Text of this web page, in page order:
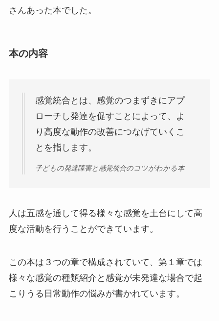
さんあった本でした。
本の内容
感覚統合とは、感覚のつまずきにアプ
ローチし発達を促すことによって、よ
り高度な動作の改善につなげていくこ
とを指します。
子どもの発達障害と感覚統合のコツがわかる本
人は五感を通して得る様々な感覚を土台にして高
度な活動を行うことができています。
この本は３つの章で構成されていて、第１章では
様々な感覚の種類紹介と感覚が未発達な場合で起
こりうる日常動作の悩みが書かれています。